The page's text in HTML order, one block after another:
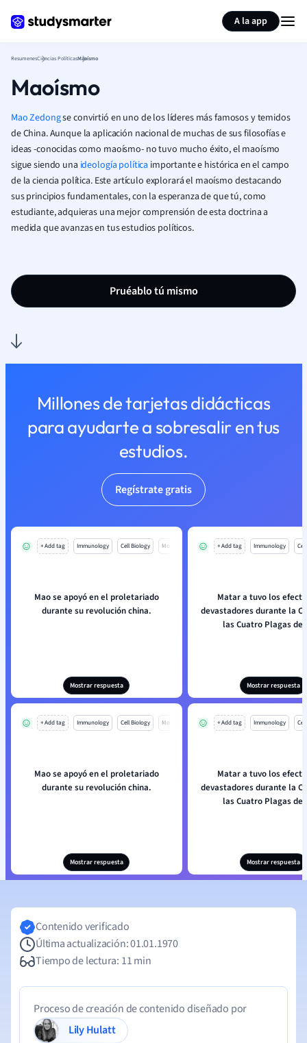
A la app
ResumenesCiencias PolíticasMaoísmo
Maoísmo
Mao Zedongse convirtió en uno de los líderes más famosos y temidos
de China. Aunque la aplicación nacional de muchas de sus filosofías e
ideas -conocidas como maoísmo- no tuvo mucho éxito, el maoísmo
sigue siendo una ideología política importante e histórica en el campo
de la ciencia política. Este artículo explorará el maoísmo destacando
sus principios fundamentales, con la esperanza de que tú, como
estudiante, adquieras una mejor comprensión de esta doctrina a
medida que avanzas en tus estudios políticos.
Pruéablo tú mismo
Millones de tarjetas didácticas
para ayudarte a sobresalir en tus
estudios.
Regístrate gratis
+ Add tag Immunology Cell Biology Mo
Mao se apoyó en el proletariado
durante su revolución china.
Mostrar respuesta
+ Add tag Immunology
Matar a tuvo los efectos más
devastadores durante la
las Cuatro Plagas de
Mostrar respuesta
+ Add tag Immunology Cell Biology Mo
Mao se apoyó en el proletariado
durante su revolución china.
Mostrar respuesta
+ Add tag Immunology
Matar a tuvo los efectos más
devastadores durante la
las Cuatro Plagas de
Mostrar respuesta
Resumir página
Contenido verificado
Última actualización: 01.01.1970
Tiempo de lectura: 11 min
Proceso de creación de contenido diseñado por
Lily Hulatt